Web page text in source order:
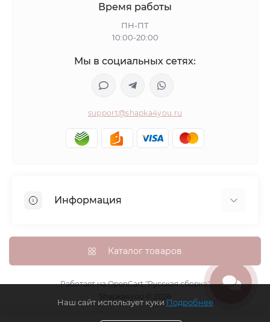
Время работы
ПН-ПТ
10:00-20:00
Мы в социальных сетях:
support@shapka4you.ru
Информация
Доставка, оплата и бонусные баллы
Гарантия возврата
Политика конфиденциальности
Контакты
Каталог товаров
Работает наOpenCart "Русская сборка"
Наш сайт использует куки Подробнее